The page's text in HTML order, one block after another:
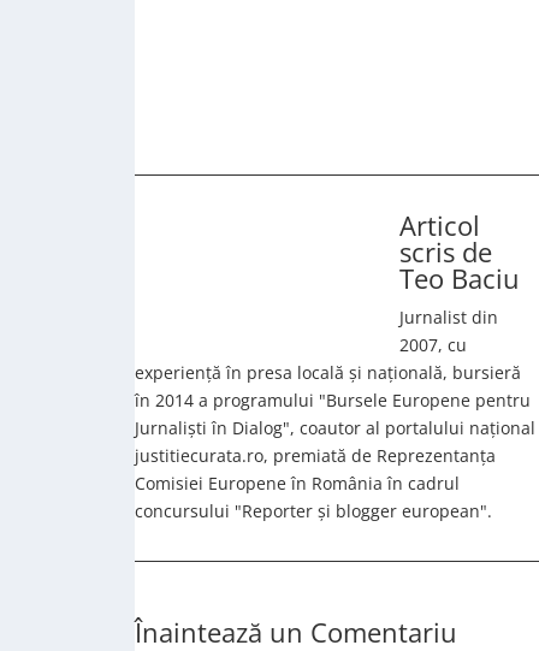
Articol
scris de
Teo Baciu
Jurnalist din
2007, cu
experiență în presa locală și națională, bursieră
în 2014 a programului "Bursele Europene pentru
Jurnaliști în Dialog", coautor al portalului național
justitiecurata.ro, premiată de Reprezentanța
Comisiei Europene în România în cadrul
concursului "Reporter și blogger european".
Înaintează un Comentariu